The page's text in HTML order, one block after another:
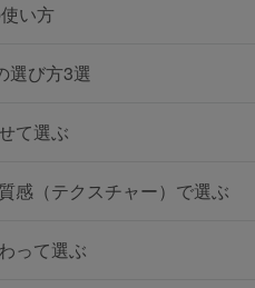
い方
選び方3選
て選ぶ
感（テクスチャー）で選ぶ
って選ぶ